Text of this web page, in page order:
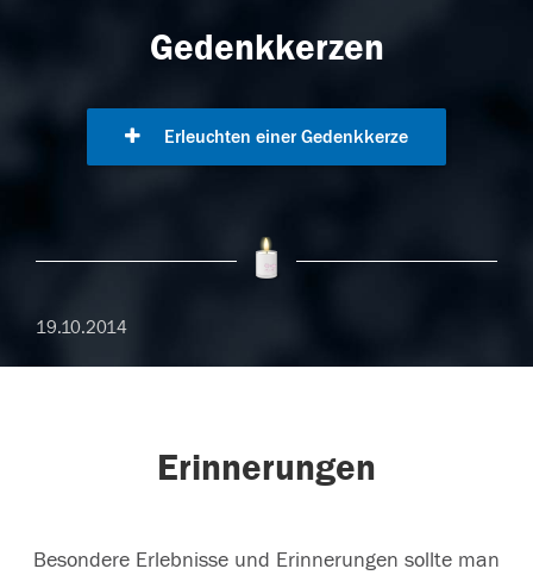
Gedenkkerzen
Erleuchten einer Gedenkkerze
19.10.2014
Erinnerungen
Besondere Erlebnisse und Erinnerungen sollte man